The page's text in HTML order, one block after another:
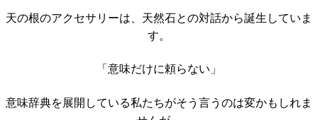
天の根のアクセサリーは、天然石との対話から誕生していま
す。
「意味だけに頼らない」
意味辞典を展開している私たちがそう言うのは変かもしれま